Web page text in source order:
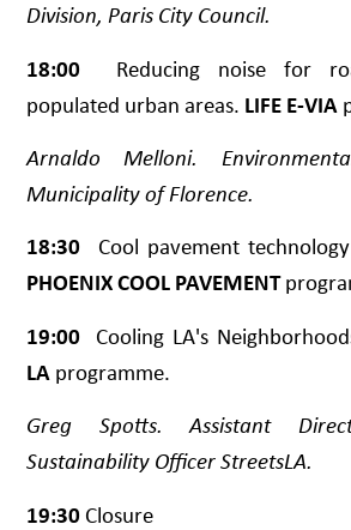
Division, Paris City Council.
18:00
Reducing noise for
populated urban areas. LIFE E-VIA
Arnaldo Melloni.
Municipality of Florence.
18:30 Cool pavement
PHOENIX COOL PAVEMENT
19:00 Cooling LA's
LA programme.
Greg Spotts. Assistant
Sustainability Officer StreetsLA.
19:30 Closure